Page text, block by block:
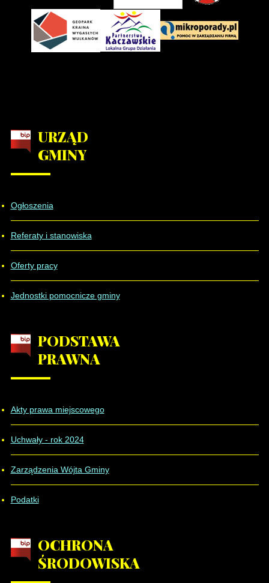
URZĄD
GMINY
Ogłoszenia
Referaty i stanowiska
Oferty pracy
Jednostki pomocnicze gminy
PODSTAWA
PRAWNA
Akty prawa miejscowego
Uchwały - rok 2024
Zarządzenia Wójta Gminy
Podatki
OCHRONA
ŚRODOWISKA